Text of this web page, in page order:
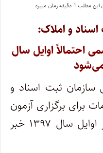
1 دقیقه زمان میبرد
و املاک:
احتمالاً اوایل سال
سازمان ثبت اسناد و
برای برگزاری آزمون
سردفتری اسناد رسمی در اوایل سال ۱۳۹۷ خبر